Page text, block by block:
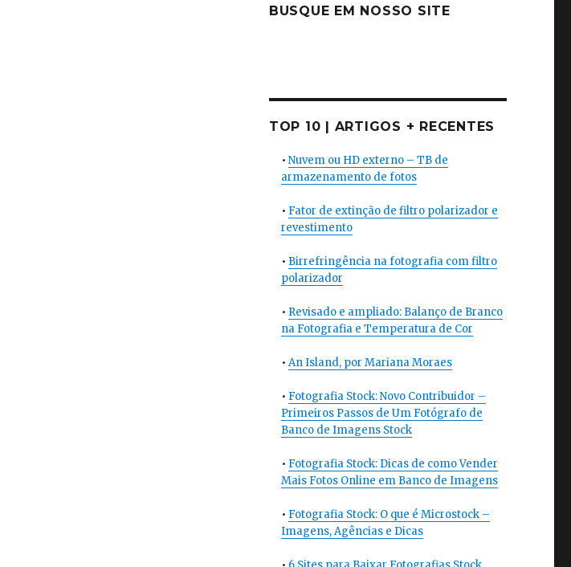
BUSQUE EM NOSSO SITE
TOP 10 | ARTIGOS + RECENTES
• Nuvem ou HD externo – TB de
armazenamento de fotos
• Fator de extinção de filtro polarizador e
revestimento
• Birrefringência na fotografia com filtro
polarizador
• Revisado e ampliado: Balanço de Branco
na Fotografia e Temperatura de Cor
• An Island, por Mariana Moraes
• Fotografia Stock: Novo Contribuidor –
Primeiros Passos de Um Fotógrafo de
Banco de Imagens Stock
• Fotografia Stock: Dicas de como Vender
Mais Fotos Online em Banco de Imagens
• Fotografia Stock: O que é Microstock –
Imagens, Agências e Dicas